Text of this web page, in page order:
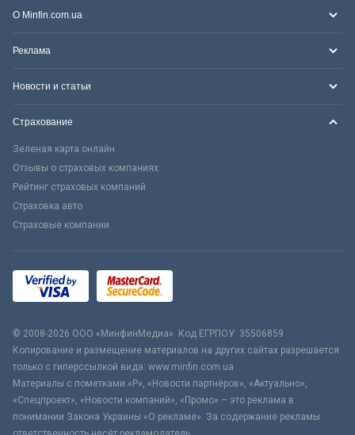
О Minfin.com.ua
Реклама
Новости и статьи
Страхование
Зеленая карта онлайн
Отзывы о страховых компаниях
Рейтинг страховых компаний
Страховка авто
Страховые компании
© 2008-2026 ООО «МинфинМедиа». Код ЕГРПОУ: 35506859
Копирование и размещение материалов на других сайтах разрешается
только с гиперссылкой вида: www.minfin.com.ua
Материалы с пометками «Р», «Новости партнёров», «Актуально»,
«Спецпроект», «Новости компаний», «Промо» – это реклама в
понимании Закона Украины «О рекламе». За содержание рекламы